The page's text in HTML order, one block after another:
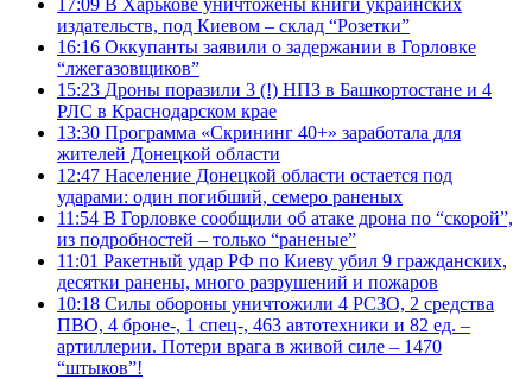
издательств, под Киевом – склад “Розетки”
16:16 Оккупанты заявили о задержании в Горловке
“лжегазовщиков”
15:23 Дроны поразили 3 (!) НПЗ в Башкортостане и 4
РЛС в Краснодарском крае
13:30 Программа «Скрининг 40+» заработала для
жителей Донецкой области
12:47 Население Донецкой области остается под
ударами: один погибший, семеро раненых
11:54 В Горловке сообщили об атаке дрона по “скорой”,
из подробностей – только “раненые”
11:01 Ракетный удар РФ по Киеву убил 9 гражданских,
десятки ранены, много разрушений и пожаров
10:18 Силы обороны уничтожили 4 РСЗО, 2 средства
ПВО, 4 броне-, 1 спец-, 463 автотехники и 82 ед. –
артиллерии. Потери врага в живой силе – 1470
“штыков”!